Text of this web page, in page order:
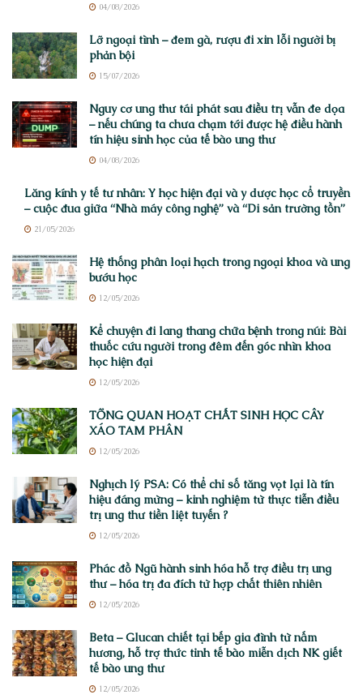
04/08/2026
Lỡ ngoại tình – đem gà, rượu đi xin lỗi người bị
phản bội
15/07/2026
Nguy cơ ung thư tái phát sau điều trị vẫn đe dọa
– nếu chúng ta chưa chạm tới được hệ điều hành
tín hiệu sinh học của tế bào ung thư
04/08/2026
Lăng kính y tế tư nhân: Y học hiện đại và y dược học cổ truyền
– cuộc đua giữa “Nhà máy công nghệ” và “Di sản trường tồn”
21/05/2026
Hệ thống phân loại hạch trong ngoại khoa và ung
bướu học
12/05/2026
Kể chuyện đi lang thang chữa bệnh trong núi: Bài
thuốc cứu người trong đêm đến góc nhìn khoa
học hiện đại
12/05/2026
TỔNG QUAN HOẠT CHẤT SINH HỌC CÂY
XÁO TAM PHÂN
12/05/2026
Nghịch lý PSA: Có thể chỉ số tăng vọt lại là tín
hiệu đáng mừng – kinh nghiệm từ thực tiễn điều
trị ung thư tiền liệt tuyến ?
12/05/2026
Phác đồ Ngũ hành sinh hóa hỗ trợ điều trị ung
thư – hóa trị đa đích từ hợp chất thiên nhiên
12/05/2026
Beta – Glucan chiết tại bếp gia đình từ nấm
hương, hỗ trợ thức tỉnh tế bào miễn dịch NK giết
tế bào ung thư
12/05/2026